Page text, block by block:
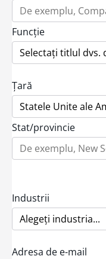
Funcție
Țară
Stat/provincie
Industrii
Adresa de e-mail